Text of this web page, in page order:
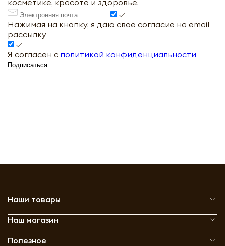
косметике, красоте и здоровье.
Нажимая на кнопку, я даю свое согласие на email
рассылку
Я согласен с политикой конфиденциальности
Подписаться
Наши товары
Наш магазин
Полезное